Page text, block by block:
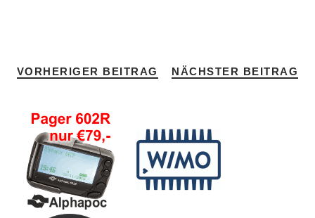
VORHERIGER BEITRAG NÄCHSTER BEITRAG